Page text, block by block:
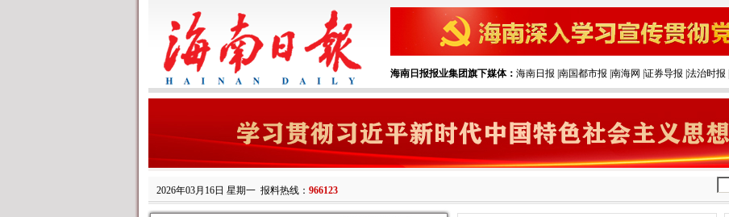
海南日报报业集团旗下媒体： 海南日报 南国都市报 南海网 证券导报 法治时报
2026年03月16日 星期一 报料热线： 966123